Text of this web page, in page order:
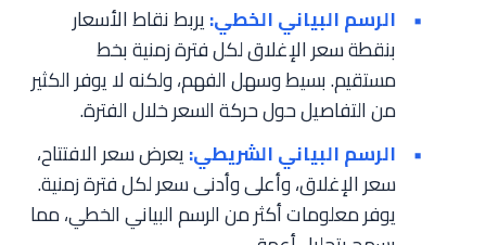
الرسم البياني الخطي:يربط نقاط الأسعار
بنقطة سعر الإغلاق لكل فترة زمنية بخط
مستقيم. بسيط وسهل الفهم، ولكنه لا يوفر الكثير
من التفاصيل حول حركة السعر خلال الفترة.
الرسم البياني الشريطي:يعرض سعر الافتتاح،
سعر الإغلاق، وأعلى وأدنى سعر لكل فترة زمنية.
يوفر معلومات أكثر من الرسم البياني الخطي، مما